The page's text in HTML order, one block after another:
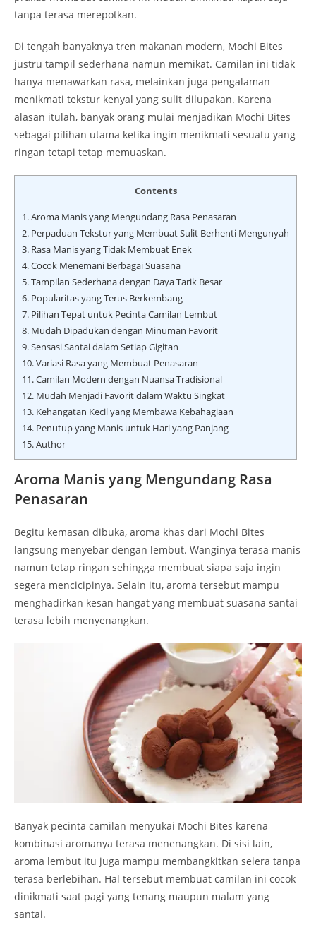
tanpa terasa merepotkan.
Di tengah banyaknya tren makanan modern, Mochi Bites
justru tampil sederhana namun memikat. Camilan ini tidak
hanya menawarkan rasa, melainkan juga pengalaman
menikmati tekstur kenyal yang sulit dilupakan. Karena
alasan itulah, banyak orang mulai menjadikan Mochi Bites
sebagai pilihan utama ketika ingin menikmati sesuatu yang
ringan tetapi tetap memuaskan.
Contents
1.Aroma Manis yang Mengundang Rasa Penasaran
2. Perpaduan Tekstur yang Membuat Sulit Berhenti Mengunyah
3. Rasa Manis yang Tidak Membuat Enek
4.Cocok Menemani Berbagai Suasana
5.Tampilan Sederhana dengan Daya Tarik Besar
6. Popularitas yang Terus Berkembang
7. Pilihan Tepat untuk Pecinta Camilan Lembut
8. Mudah Dipadukan dengan Minuman Favorit
9.Sensasi Santai dalam Setiap Gigitan
10.Variasi Rasa yang Membuat Penasaran
11.Camilan Modern dengan Nuansa Tradisional
12. Mudah Menjadi Favorit dalam Waktu Singkat
13. Kehangatan Kecil yang Membawa Kebahagiaan
14. Penutup yang Manis untuk Hari yang Panjang
15.Author
Aroma Manis yang Mengundang Rasa
Penasaran
Begitu kemasan dibuka, aroma khas dari Mochi Bites
langsung menyebar dengan lembut. Wanginya terasa manis
namun tetap ringan sehingga membuat siapa saja ingin
segera mencicipinya. Selain itu, aroma tersebut mampu
menghadirkan kesan hangat yang membuat suasana santai
terasa lebih menyenangkan.
Banyak pecinta camilan menyukai Mochi Bites karena
kombinasi aromanya terasa menenangkan. Di sisi lain,
aroma lembut itu juga mampu membangkitkan selera tanpa
terasa berlebihan. Hal tersebut membuat camilan ini cocok
dinikmati saat pagi yang tenang maupun malam yang
santai.